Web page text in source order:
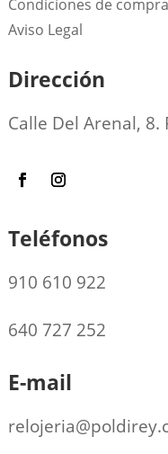
Condiciones de compra
Aviso Legal
Dirección
Calle Del Arenal, 8.
Teléfonos
910 610 922
640 727 252
E-mail